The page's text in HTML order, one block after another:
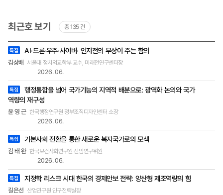
가능성을 보고 초거대 AI 기반 서비스 개발 지원사
업에 응모하였다. 정책연구 AI 서비스 개발 과학기
술정보통신부와 디지털플랫폼정부위원회가 한국지
기반 서비스 개발 지원사업’을 공모하였고, 연구회
는 네이버클라우드㈜, ㈜안랩클라우드메이트와 컨
공공범용 부문 지원 과제 부분에 선정되었다. 연구
천 데이터 제공과 수요 발굴 및 지원의 역할을 맡고,
네이버클라우드는 주관기관으로서 사업 수행계획
을 수립, 플랫폼 이용환경 제공 및 마케팅 역할을 담
이터 댐 구축, 초거대 AI 기능 개발 및 SaaS 서비스
개발을 맡는다. 이번 사업은 정책연구 AI 서비스를
최근호 보기 총 135 건
최근호
목록
-
제목,
(소속
및
직책),
호
특집 AI·드론·우주·사이버· 인지전의 부상이 주는 함의
김상배 서울대 정치외교학부 교수, 미래전연구센터장
2026. 06.
특집
행정통합을 넘어 국가기능의 지역적 배분으로: 광역화 논의와 국가
역량의 재구성
윤 영 근 한국행정연구원 정부조직디자인센터 소장
2026. 06.
특집 기본사회 전환을 통한 새로운 복지국가로의 모색
김 태 완 한국보건사회연구원 선임연구위원
2026. 06.
특집 지정학 리스크 시대 한국의 경제안보 전략: 양산형 제조역량의 힘
길은선 산업연구원 인구전략실장